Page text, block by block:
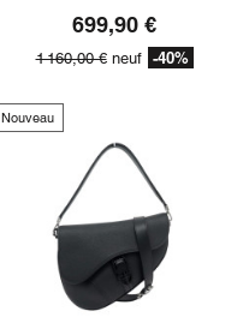
699,90 €
1 160,00 €neuf -40%
Nouveau